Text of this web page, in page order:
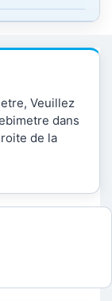
Veuillez
dans
de la